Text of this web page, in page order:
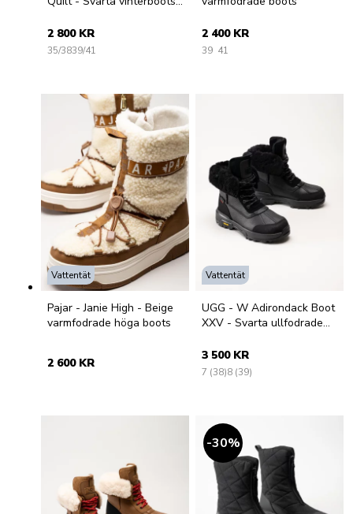
2 800 KR
35/3839/41
2 400 KR
39 41
Vattentät
Pajar - Janie High - Beige
varmfodrade höga boots
2 600 KR
Vattentät
UGG - W Adirondack Boot
XXV - Svarta ullfodrade
3 500 KR
7 (38)8 (39)
30%